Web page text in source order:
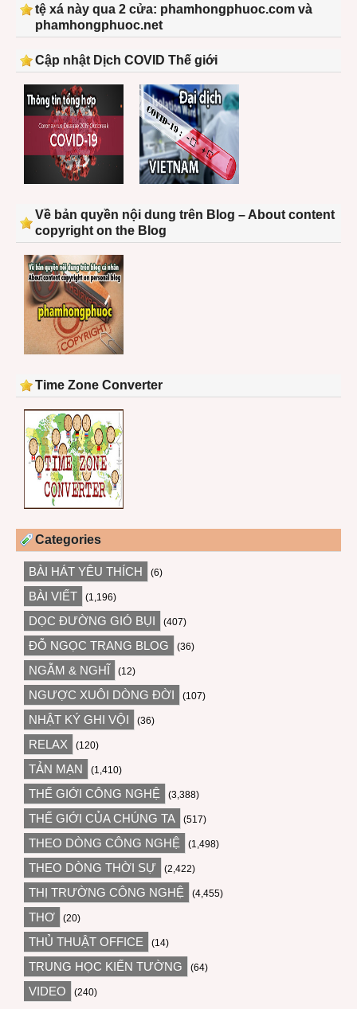
tệ xá này qua 2 cửa: phamhongphuoc.com và
phamhongphuoc.net
Cập nhật Dịch COVID Thế giới
Về bản quyền nội dung trên Blog – About content
copyright on the Blog
Time Zone Converter
Categories
BÀI HÁT YÊU THÍCH (6)
BÀI VIẾT (1,196)
DỌC ĐƯỜNG GIÓ BỤI (407)
ĐỖ NGỌC TRANG BLOG (36)
NGẪM & NGHĨ (12)
NGƯỢC XUÔI DÒNG ĐỜI (107)
NHẬT KÝ GHI VỘI (36)
RELAX (120)
TẢN MẠN (1,410)
THẾ GIỚI CÔNG NGHỆ (3,388)
THẾ GIỚI CỦA CHÚNG TA (517)
THEO DÒNG CÔNG NGHỆ (1,498)
THEO DÒNG THỜI SỰ (2,422)
THỊ TRƯỜNG CÔNG NGHỆ (4,455)
THƠ (20)
THỦ THUẬT OFFICE (14)
TRUNG HỌC KIẾN TƯỜNG (64)
VIDEO (240)